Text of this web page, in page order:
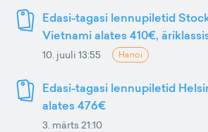
Edasi-tagasi lennupiletid
Vietnami alates 410€,
10. juuli 13:55 Hanoi
Edasi-tagasi lennupiletid
alates 476€
3. märts 21:10